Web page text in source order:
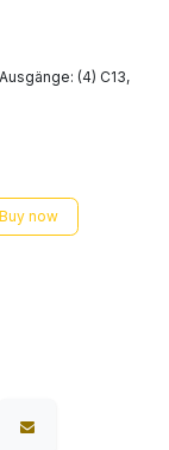
(4) C13,
Buy now